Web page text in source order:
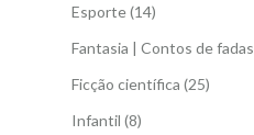
Esporte(14)
Fantasia | Contos de fadas
Ficção científica (25)
Infantil (8)